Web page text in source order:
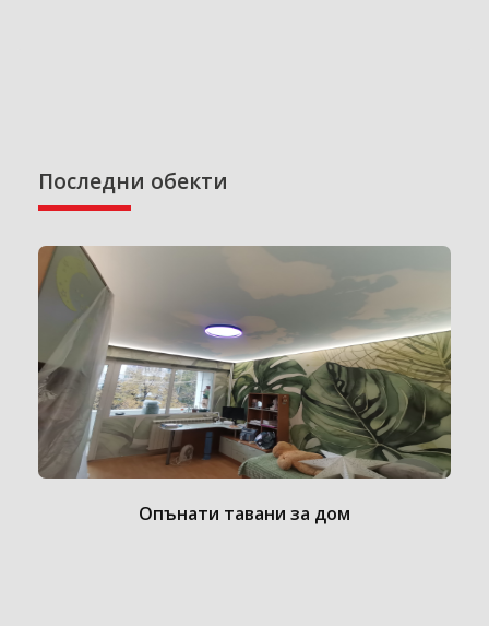
Последни обекти
Опънати тавани за дом